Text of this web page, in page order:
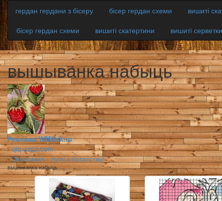
гердан гердани з бісеру бісер гердан схеми
вишиті
бісер гердан схеми
вишиті скатертини вишиті серветки
вышыванка набыць
Реклама WMlink.ru
-qiq.ucoz.com
-Экономия - путь к богатству!
вышыванка набыць